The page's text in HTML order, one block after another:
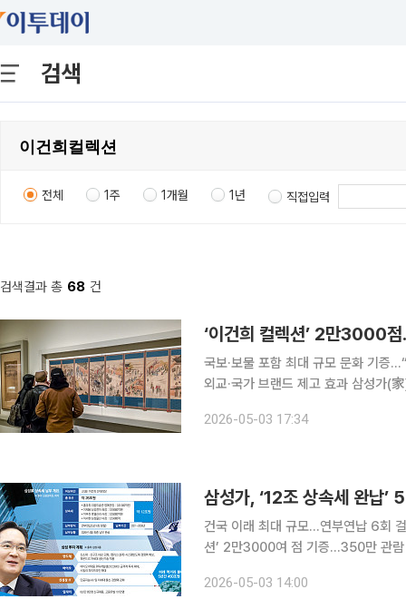
검색
전체 1주 1개월 1년 직접입력
검색결과 총 68 건
국보·보물 포함 최대 규모 문화 기증
외교·국가 브랜드 제고 효과 삼성가(家)가 기증한 ‘이건희 컬렉션’은 단순한 문화재 환원을 넘어 한
(故) 이건희 선대회장이 평생 수집한
2026-05-03 17:34
건국 이래 최대 규모…연부연납 6회
션’ 2만3000여 점 기증…350만 관람 삼성 오너 일가가 고(故) 이건희 선대회장 유산에 대한 약
부 사례를 남겼다. 3일 삼성
2026-05-03 14:00